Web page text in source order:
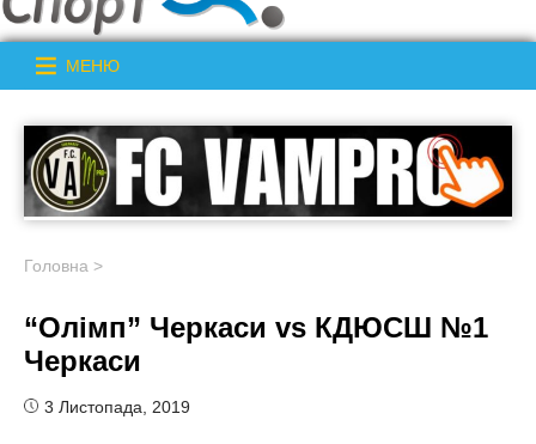
МЕНЮ
Головна >
“Олімп” Черкаси vs КДЮСШ №1
Черкаси
3 Листопада, 2019